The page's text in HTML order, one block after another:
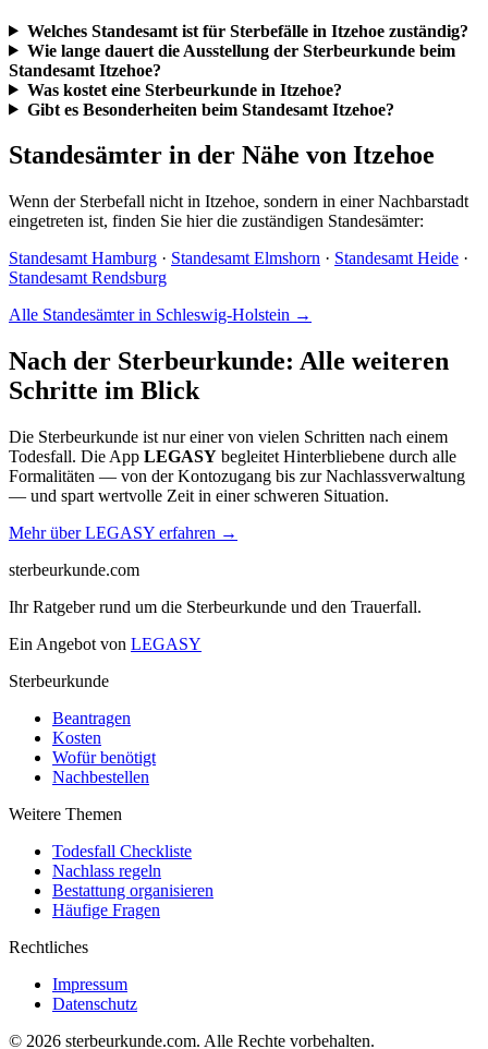
Welches Standesamt ist für Sterbefälle in Itzehoe zuständig?
Wie lange dauert die Ausstellung der Sterbeurkunde beim
Standesamt Itzehoe?
Was kostet eine Sterbeurkunde in Itzehoe?
Gibt es Besonderheiten beim Standesamt Itzehoe?
Standesämter in der Nähe von Itzehoe
Wenn der Sterbefall nicht in Itzehoe, sondern in einer Nachbarstadt
eingetreten ist, finden Sie hier die zuständigen Standesämter:
Standesamt Hamburg · Standesamt Elmshorn · Standesamt Heide ·
Standesamt Rendsburg
Alle Standesämter in Schleswig-Holstein →
Nach der Sterbeurkunde: Alle weiteren
Schritte im Blick
Die Sterbeurkunde ist nur einer von vielen Schritten nach einem
Todesfall. Die App LEGASY begleitet Hinterbliebene durch alle
Formalitäten — von der Kontozugang bis zur Nachlassverwaltung
— und spart wertvolle Zeit in einer schweren Situation.
Mehr über LEGASY erfahren →
sterbeurkunde.com
Ihr Ratgeber rund um die Sterbeurkunde und den Trauerfall.
Ein Angebot von LEGASY
Sterbeurkunde
Beantragen
Kosten
Wofür benötigt
Nachbestellen
Weitere Themen
Todesfall Checkliste
Nachlass regeln
Bestattung organisieren
Häufige Fragen
Rechtliches
Impressum
Datenschutz
© 2026 sterbeurkunde.com. Alle Rechte vorbehalten.